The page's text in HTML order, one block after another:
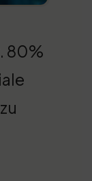
80%